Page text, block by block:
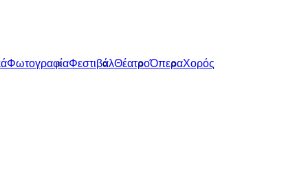
ΦωτογραφίαΦεστιβάλΘέατροΌπεραΧορός